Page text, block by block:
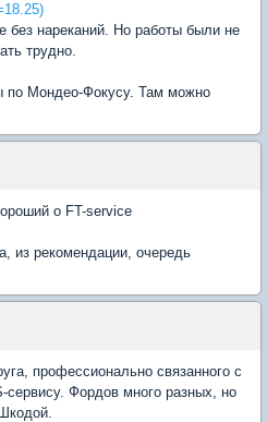
без нареканий. Но работы были не
трудно.
по Мондео-Фокусу. Там можно
о FT-service
из рекомендации, очередь
профессионально связанного с
сервису. Фордов много разных, но